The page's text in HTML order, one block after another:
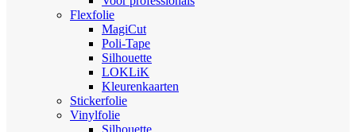
Flexfolie
MagiCut
Poli-Tape
Silhouette
LOKLiK
Kleurenkaarten
Stickerfolie
Vinylfolie